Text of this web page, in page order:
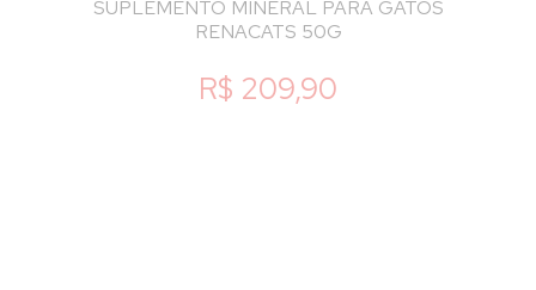
SUPLEMENTO MINERAL PARA GATOS
RENACATS 50G
R$ 209,90